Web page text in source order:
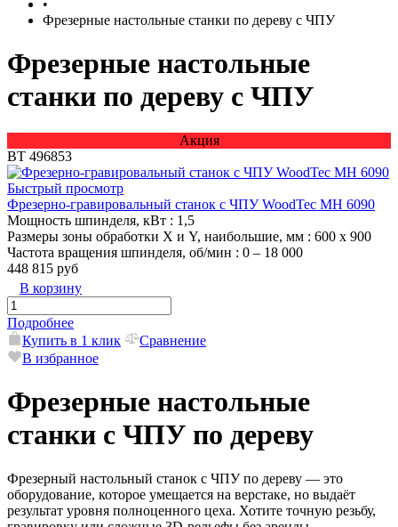
•
Фрезерные настольные станки по дереву с ЧПУ
Фрезерные настольные
станки по дереву с ЧПУ
Акция
ВТ 496853
Быстрый просмотр
Фрезерно-гравировальный станок с ЧПУ WoodTec MH 6090
Мощность шпинделя, кВт : 1,5
Размеры зоны обработки X и Y, наибольшие, мм : 600 х 900
Частота вращения шпинделя, об/мин : 0 – 18 000
448 815 руб
В корзину
Подробнее
Купить в 1 клик
Сравнение
В избранное
Фрезерные настольные
станки с ЧПУ по дереву
Фрезерный настольный станок с ЧПУ по дереву — это
оборудование, которое умещается на верстаке, но выдаёт
результат уровня полноценного цеха. Хотите точную резьбу,